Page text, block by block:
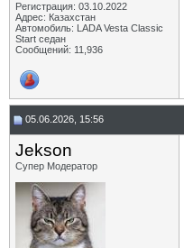
Регистрация: 03.10.2022
Адрес: Казахстан
Автомобиль: LADA Vesta Classic
Start седан
Сообщений: 11,936
05.06.2026, 15:56
Jekson
Супер Модератор